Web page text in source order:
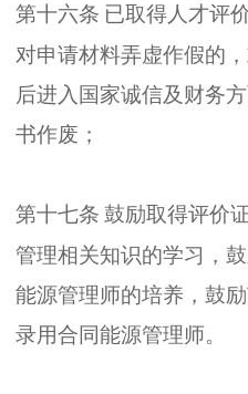
第十六条 已取得人才评
对申请材料弄虚作假的 ，
后进入国家诚信及财务
书作废 ；
第十七条 鼓励取得评价
管理相关知识的学习 ，
能源管理师的培养 ， 鼓
录用合同能源管理师。